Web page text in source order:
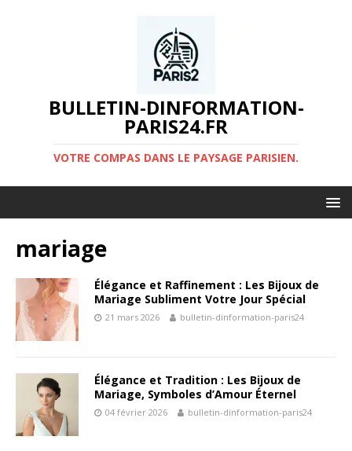
BULLETIN-DINFORMATION-
PARIS24.FR
VOTRE COMPAS DANS LE PAYSAGE PARISIEN.
mariage
Élégance et Raffinement : Les Bijoux de
Mariage Subliment Votre Jour Spécial
21 mars 2026 bulletin-dinformation-paris24
Élégance et Tradition : Les Bijoux de
Mariage, Symboles d’Amour Éternel
04 février 2026 bulletin-dinformation-paris24